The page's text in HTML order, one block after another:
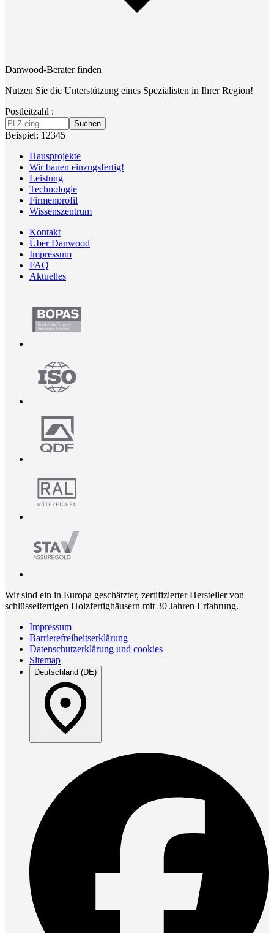
Danwood-Berater finden
Nutzen Sie die Unterstützung eines Spezialisten in Ihrer Region!
Postleitzahl :
Suchen
Beispiel: 12345
Hausprojekte
Wir bauen einzugsfertig!
Leistung
Technologie
Firmenprofil
Wissenszentrum
Kontakt
Über Danwood
Impressum
FAQ
Aktuelles
Wir sind ein in Europa geschätzter, zertifizierter Hersteller von
schlüsselfertigen Holzfertighäusern mit 30 Jahren Erfahrung.
Impressum
Barrierefreiheitserklärung
Datenschutzerklärung und cookies
Sitemap
Deutschland (DE)